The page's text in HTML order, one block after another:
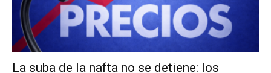
La suba de la nafta no se detiene: los